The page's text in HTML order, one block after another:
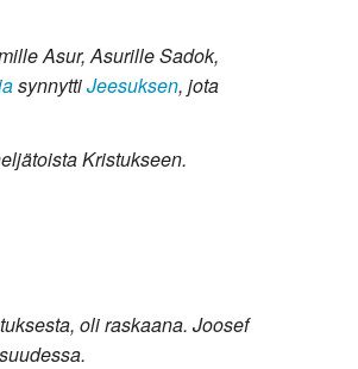
Asur, Asurille Sadok,
synnyttiJeesuksen, jota
Kristukseen.
oli raskaana. Joosef